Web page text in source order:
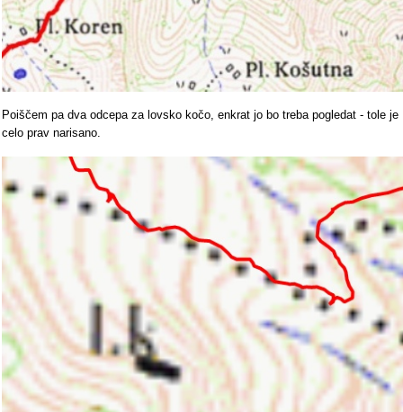
Poiščem pa dva odcepa za lovsko kočo, enkrat jo bo treba pogledat - tole je
celo prav narisano.